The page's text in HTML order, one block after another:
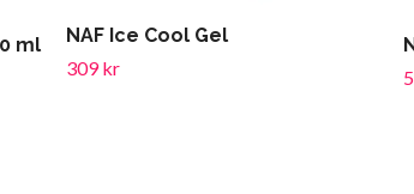
ml
NAF Ice Cool Gel
309 kr